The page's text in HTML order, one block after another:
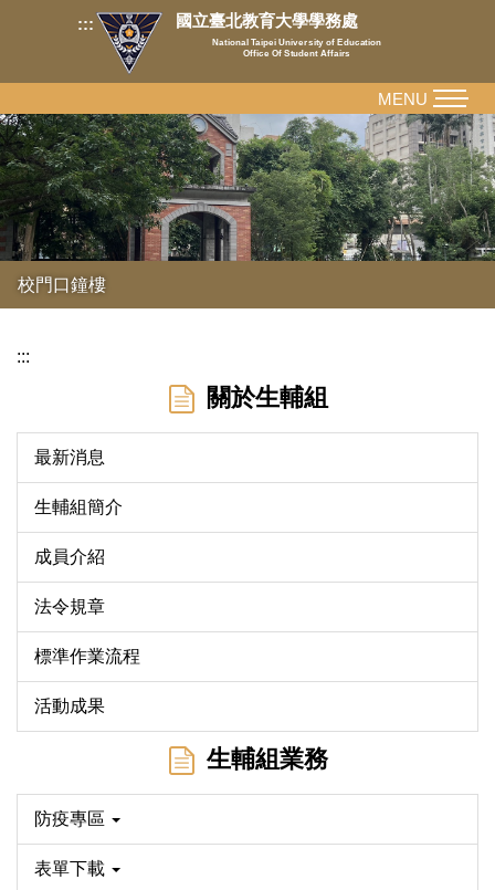
內
容
區
::: 國立臺北教育大學學務處
National Taipei University of Education
Office Of Student Affairs
校門口鐘樓
MENU
:::
關於生輔組
最新消息
生輔組簡介
成員介紹
法令規章
標準作業流程
活動成果
生輔組業務
防疫專區
表單下載